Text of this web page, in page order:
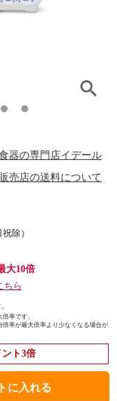
器の専門店イデール
売店の送料について
除）
大10倍
ちら
率です。
率が最大倍率より少なくなる場合が
ト3倍
に入れる